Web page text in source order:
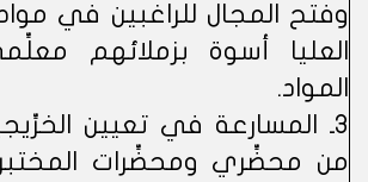
وفتح المجال للراغبين في
العليا أسوة بزملائهم
المواد.
3ـ المسارعة في تعيين
من محضِّري ومحضِّرات